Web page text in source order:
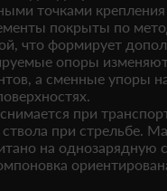
точками
покрыты по
что формирует
опоры
а сменные упоры
при
при стрельбе.
на однозарядную